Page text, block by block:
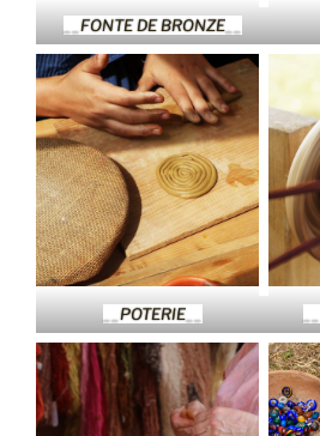
FONTE DE BRONZE__
POTERIE__